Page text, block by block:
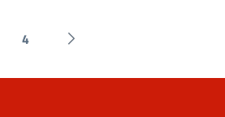
4
Successiva »